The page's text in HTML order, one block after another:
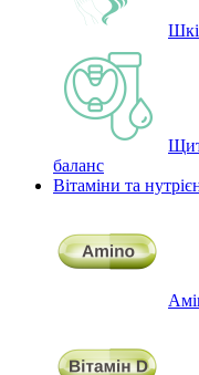
баланс
Вітаміни та